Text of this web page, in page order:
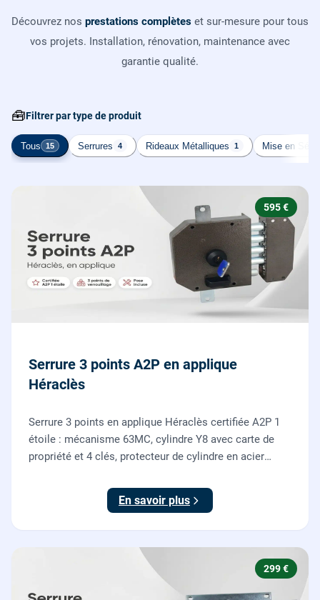
Découvrez nos prestations complètes et sur-mesure pour tous
vos projets. Installation, rénovation, maintenance avec
garantie qualité.
🧰Filtrer par type de produit
Tous 15 Serrures 4 Rideaux Métalliques 1 Mise en
595 €
Serrure 3 points A2P en applique
Héraclès
Serrure 3 points en applique Héraclès certifiée A2P 1
étoile : mécanisme 63MC, cylindre Y8 avec carte de
propriété et 4 clés, protecteur de cylindre en acier
renforcer une porte d'entrée existante.
En savoir plus
299 €